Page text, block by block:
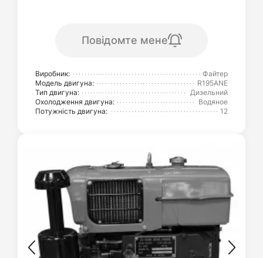
Повідомте мене
Виробник:
Файтер
Модель двигуна:
R195ANE
Тип двигуна:
Дизельний
Охолодження двигуна:
Водяное
Потужність двигуна:
12